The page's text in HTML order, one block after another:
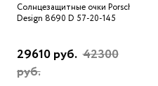
Солнцезащитные очки Porsche
Design 8690 D 57-20-145
29610 руб. 42300
руб.